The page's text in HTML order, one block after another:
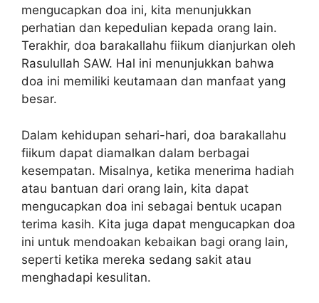
mengucapkan doa ini, kita menunjukkan
perhatian dan kepedulian kepada orang lain.
Terakhir, doa barakallahu fiikum dianjurkan oleh
Rasulullah SAW. Hal ini menunjukkan bahwa
doa ini memiliki keutamaan dan manfaat yang
besar.
Dalam kehidupan sehari-hari, doa barakallahu
fiikum dapat diamalkan dalam berbagai
kesempatan. Misalnya, ketika menerima hadiah
atau bantuan dari orang lain, kita dapat
mengucapkan doa ini sebagai bentuk ucapan
terima kasih. Kita juga dapat mengucapkan doa
ini untuk mendoakan kebaikan bagi orang lain,
seperti ketika mereka sedang sakit atau
menghadapi kesulitan.